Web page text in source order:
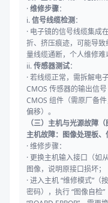
·维修步骤：
i.信号线缆检测 ：
· 电子镜的信号线缆集成
折、挤压痕迹，可能导
量线缆通断，个人维修难
ii.传感器测试：
· 若线缆正常，需拆解电
CMOS 传感器的输出信
CMOS 组件（需原厂备
偏移）。
（三）主机与光源故障
主机故障：图像处理板
· 维修步骤：
· 更换主机输入接口（如
图像，说明原接口损坏；
· 进入主机 “维修模式”（
密码），执行 “图像自检